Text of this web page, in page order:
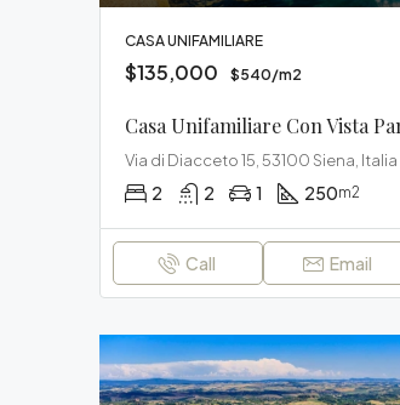
CASA UNIFAMILIARE
$135,000 $540/m2
Casa Unifamiliare Con Vista
Via di Diacceto 15, 53100 Siena, Italia
2 2 1 250m2
Call Email